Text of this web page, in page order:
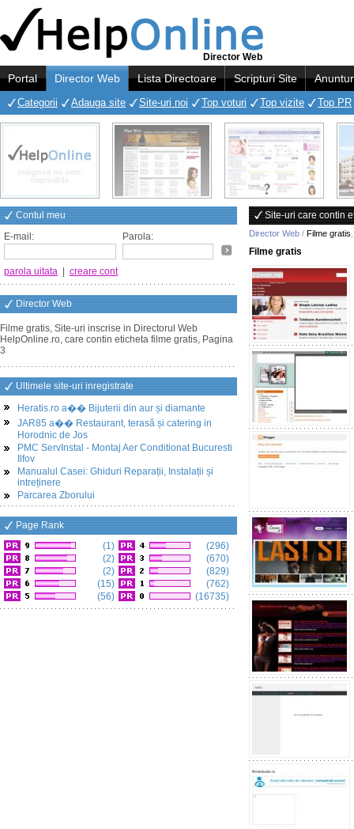
Director Web
Portal Director Web Lista Directoare Scripturi Site
Categorii Adauga site Site-uri noi Top voturi Top vizite Top PR
Contul meu
E-mail:
Parola:
parola uitata creare cont
Director Web
Filme gratis, Site-uri inscrise in Directorul Web
HelpOnline.ro, care contin eticheta filme gratis, Pagina
3
Ultimele site-uri inregistrate
Heratis.ro a�� Bijuterii din aur și diamante
JAR85 a�� Restaurant, terasă și catering in
Horodnic de Jos
PMC ServInstal - Montaj Aer Conditionat Bucuresti
Ilfov
Manualul Casei: Ghiduri Reparații, Instalații și
intreținere
Parcarea Zborului
Page Rank
(1)
(2)
(2)
(15)
(56)
(296)
(670)
(829)
(762)
(16735)
Site-uri care contin
Director Web / Filme gratis
Filme gratis